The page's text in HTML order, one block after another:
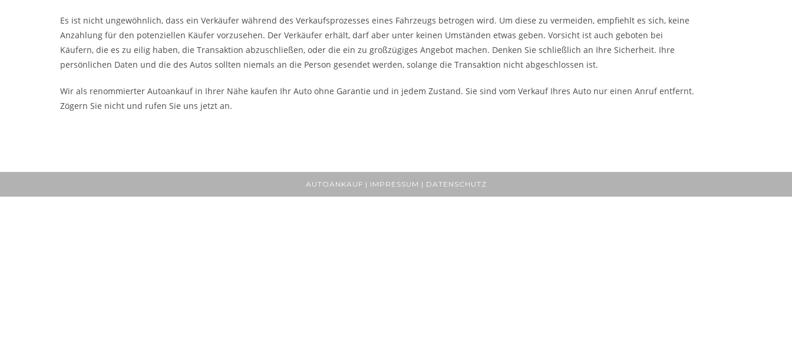
Es ist nicht ungewöhnlich, dass ein Verkäufer während des Verkaufsprozesses eines Fahrzeugs betrogen wird. Um diese zu vermeiden, empfiehlt es sich, keine
Anzahlung für den potenziellen Käufer vorzusehen. Der Verkäufer erhält, darf aber unter keinen Umständen etwas geben. Vorsicht ist auch geboten bei
Käufern, die es zu eilig haben, die Transaktion abzuschließen, oder die ein zu großzügiges Angebot machen. Denken Sie schließlich an Ihre Sicherheit. Ihre
persönlichen Daten und die des Autos sollten niemals an die Person gesendet werden, solange die Transaktion nicht abgeschlossen ist.
Wir als renommierter Autoankauf in Ihrer Nähe kaufen Ihr Auto ohne Garantie und in jedem Zustand. Sie sind vom Verkauf Ihres Auto nur einen Anruf entfernt.
Zögern Sie nicht und rufen Sie uns jetzt an.
AUTOANKAUF | IMPRESSUM | DATENSCHUTZ